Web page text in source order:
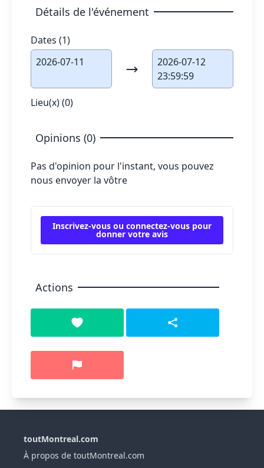
Détails de l'événement
Dates (1)
2026-07-11
2026-07-12
23:59:59
Lieu(x) (0)
Opinions (0)
Pas d'opinion pour l'instant, vous pouvez
nous envoyer la vôtre
Inscrivez-vous ou connectez-vous pour
donner votre avis
Actions
toutMontreal.com
À propos de toutMontreal.com